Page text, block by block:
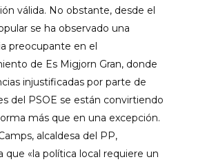
válida. No obstante, desde el
se ha observado una
preocupante en el
de Es Migjorn Gran, donde
injustificadas por parte de
del PSOE se están convirtiendo
más que en una excepción.
alcaldesa del PP,
que «la política local requiere un